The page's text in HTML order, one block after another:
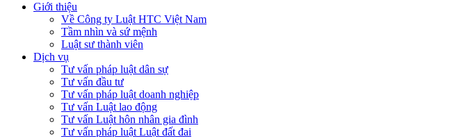
Giới thiệu
Về Công ty Luật HTC Việt Nam
Tầm nhìn và sứ mệnh
Luật sư thành viên
Dịch vụ
Tư vấn pháp luật dân sự
Tư vấn đầu tư
Tư vấn pháp luật doanh nghiệp
Tư vấn Luật lao động
Tư vấn Luật hôn nhân gia đình
Tư vấn pháp luật Luật đất đai